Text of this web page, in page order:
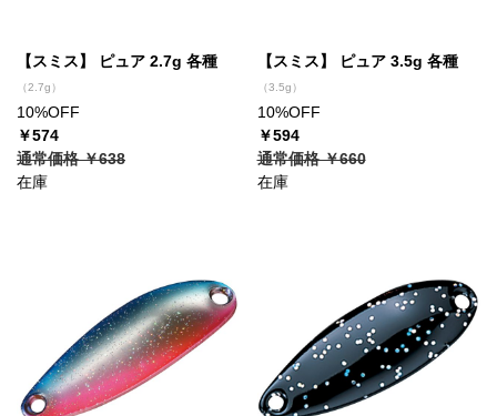
【スミス】 ピュア 2.7g 各種
（2.7g）
10%OFF
￥574
通常価格 ￥638
在庫
【スミス】 ピュア 3.5g 各種
（3.5g）
10%OFF
￥594
通常価格 ￥660
在庫